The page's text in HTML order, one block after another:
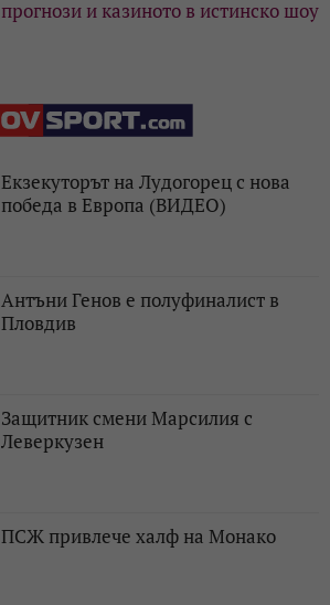
прогнози и казиното в истинско шоу
Екзекуторът на Лудогорец с нова
победа в Европа (ВИДЕО)
Антъни Генов е полуфиналист в
Пловдив
Защитник смени Марсилия с
Леверкузен
ПСЖ привлече халф на Монако